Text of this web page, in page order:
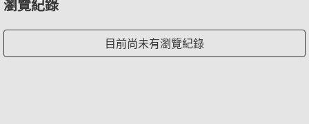
瀏覽紀錄
目前尚未有瀏覽紀錄